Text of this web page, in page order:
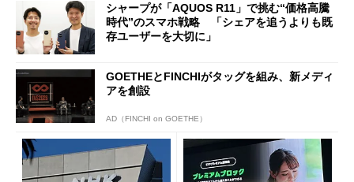
シャープが「AQUOS R11」で挑む“価格高騰
時代”のスマホ戦略 「シェアを追うよりも既
存ユーザーを大切に」
GOETHEとFINCHIがタッグを組み、新メディ
アを創設
AD（FINCHI on GOETHE）